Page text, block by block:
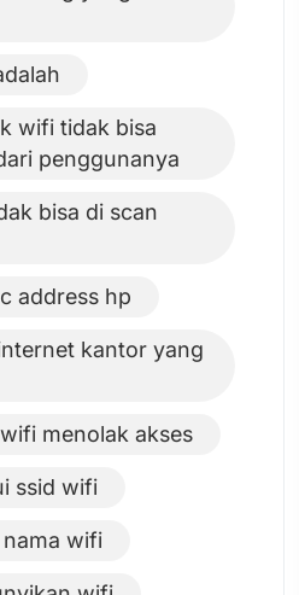
wifi tidak bisa
penggunanya
bisa di scan
address hp
kantor yang
menolak akses
ssid wifi
wifi